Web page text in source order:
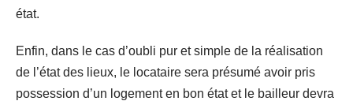
état.
Enfin, dans le cas d’oubli pur et simple de la réalisation
de l’état des lieux, le locataire sera présumé avoir pris
possession d’un logement en bon état et le bailleur devra